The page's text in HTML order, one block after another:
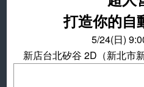
打造你的自
5/24(日)
新店台北矽谷 2D（新北市